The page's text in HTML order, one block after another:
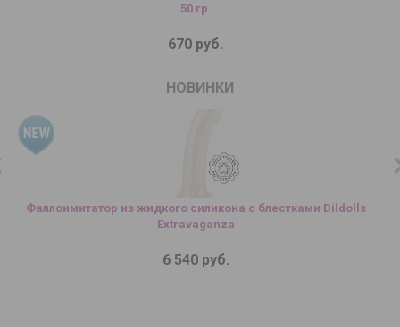
50 гр.
670 руб.
НОВИНКИ
Фаллоимитатор из жидкого силикона с блестками Dildolls
Extravaganza
6 540 руб.